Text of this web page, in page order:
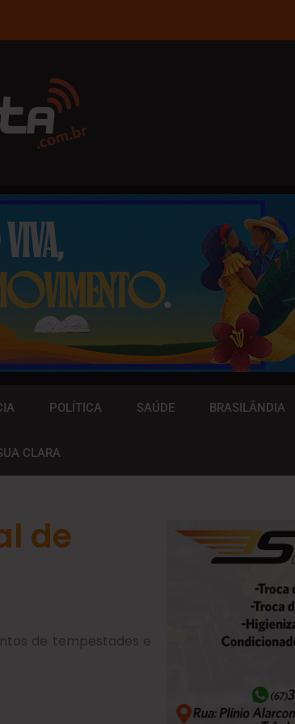
POLÍTICA SAÚDE BRASILÂNDIA
CLARA
de
de tempestades e